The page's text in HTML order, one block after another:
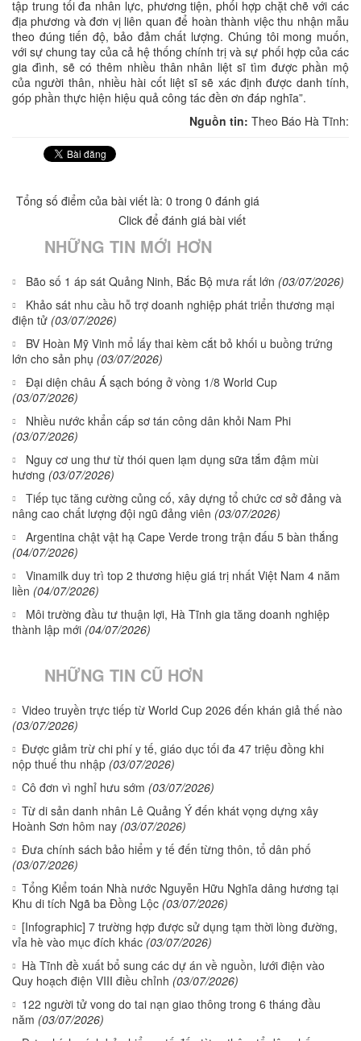
tập trung tối đa nhân lực, phương tiện, phối hợp chặt chẽ với các
địa phương và đơn vị liên quan để hoàn thành việc thu nhận mẫu
theo đúng tiến độ, bảo đảm chất lượng. Chúng tôi mong muốn,
với sự chung tay của cả hệ thống chính trị và sự phối hợp của các
gia đình, sẽ có thêm nhiều thân nhân liệt sĩ tìm được phần mộ
của người thân, nhiều hài cốt liệt sĩ sẽ xác định được danh tính,
góp phần thực hiện hiệu quả công tác đền ơn đáp nghĩa”.
Nguồn tin: Theo Báo Hà Tĩnh:
Tổng số điểm của bài viết là: 0 trong 0 đánh giá
Click để đánh giá bài viết
NHỮNG TIN MỚI HƠN
Bão số 1 áp sát Quảng Ninh, Bắc Bộ mưa rất lớn (03/07/2026)
Khảo sát nhu cầu hỗ trợ doanh nghiệp phát triển thương mại
điện tử (03/07/2026)
BV Hoàn Mỹ Vinh mổ lấy thai kèm cắt bỏ khối u buồng trứng
lớn cho sản phụ (03/07/2026)
Đại diện châu Á sạch bóng ở vòng 1/8 World Cup
(03/07/2026)
Nhiều nước khẩn cấp sơ tán công dân khỏi Nam Phi
(03/07/2026)
Nguy cơ ung thư từ thói quen lạm dụng sữa tắm đậm mùi
hương (03/07/2026)
Tiếp tục tăng cường củng cố, xây dựng tổ chức cơ sở đảng và
nâng cao chất lượng đội ngũ đảng viên (03/07/2026)
Argentina chật vật hạ Cape Verde trong trận đấu 5 bàn thắng
(04/07/2026)
Vinamilk duy trì top 2 thương hiệu giá trị nhất Việt Nam 4 năm
liền (04/07/2026)
Môi trường đầu tư thuận lợi, Hà Tĩnh gia tăng doanh nghiệp
thành lập mới (04/07/2026)
NHỮNG TIN CŨ HƠN
Video truyền trực tiếp từ World Cup 2026 đến khán giả thế nào
(03/07/2026)
Được giảm trừ chi phí y tế, giáo dục tối đa 47 triệu đồng khi
nộp thuế thu nhập (03/07/2026)
Cô đơn vì nghỉ hưu sớm (03/07/2026)
Từ di sản danh nhân Lê Quảng Ý đến khát vọng dựng xây
Hoành Sơn hôm nay (03/07/2026)
Đưa chính sách bảo hiểm y tế đến từng thôn, tổ dân phố
(03/07/2026)
Tổng Kiểm toán Nhà nước Nguyễn Hữu Nghĩa dâng hương tại
Khu di tích Ngã ba Đồng Lộc (03/07/2026)
[Infographic] 7 trường hợp được sử dụng tạm thời lòng đường,
vỉa hè vào mục đích khác (03/07/2026)
Hà Tĩnh đề xuất bổ sung các dự án về nguồn, lưới điện vào
Quy hoạch điện VIII điều chỉnh (03/07/2026)
122 người tử vong do tai nạn giao thông trong 6 tháng đầu
năm (03/07/2026)